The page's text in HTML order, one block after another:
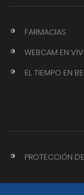
FARMACIAS
WEBCAM EN
EL TIEMPO EN
PROTECCIÓN